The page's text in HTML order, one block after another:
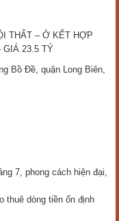
THẤT – Ở KẾT HỢP
GIÁ 23.5 TỶ
Bồ Đề, quận Long Biên,
7, phong cách hiện đại,
thuê dòng tiền ổn định